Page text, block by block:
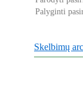
Palyginti
Skelbimų